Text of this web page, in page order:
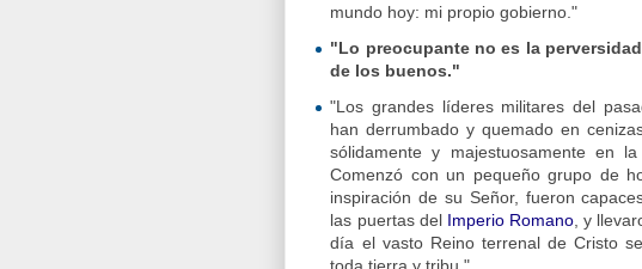
mundo hoy: mi propio gobierno."
"Lo preocupante no es la
de los buenos."
"Los grandes líderes militares del
han derrumbado y quemado en
sólidamente y majestuosamente en
Comenzó con un pequeño grupo de
inspiración de su Señor, fueron
las puertas del Imperio Romano, y
día el vasto Reino terrenal de Cristo